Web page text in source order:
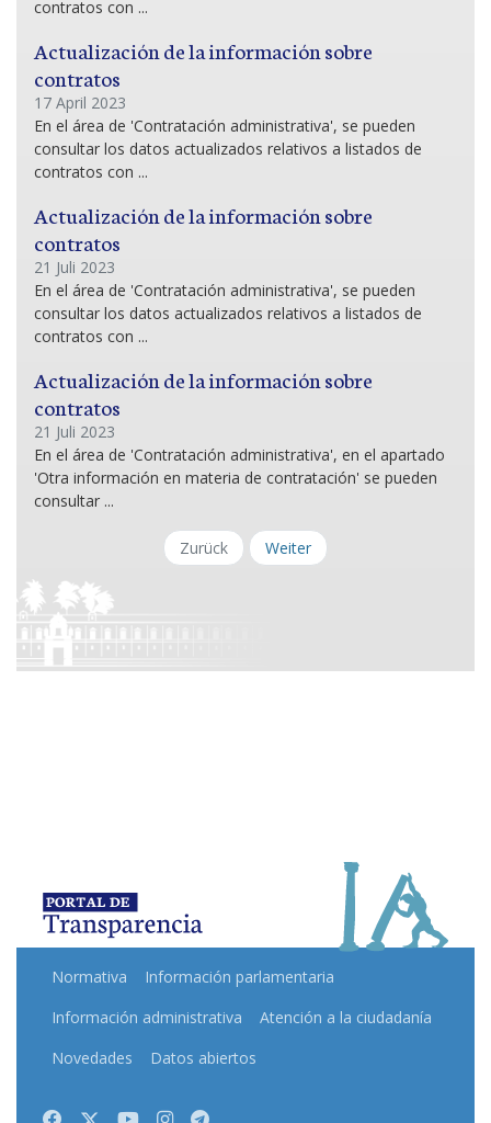
contratos con ...
Actualización de la información sobre
contratos
17 April 2023
En el área de 'Contratación administrativa', se pueden
consultar los datos actualizados relativos a listados de
contratos con ...
Actualización de la información sobre
contratos
21 Juli 2023
En el área de 'Contratación administrativa', se pueden
consultar los datos actualizados relativos a listados de
contratos con ...
Actualización de la información sobre
contratos
21 Juli 2023
En el área de 'Contratación administrativa', en el apartado
'Otra información en materia de contratación' se pueden
consultar ...
Zurück Weiter
Normativa
Información parlamentaria
Información administrativa
Atención a la ciudadanía
Novedades
Datos abiertos
FacebookTwitterYoutubeInstagram
Telegram